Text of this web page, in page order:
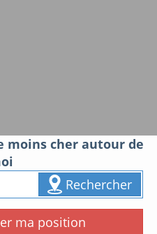
moins cher autour de
Rechercher
ma position